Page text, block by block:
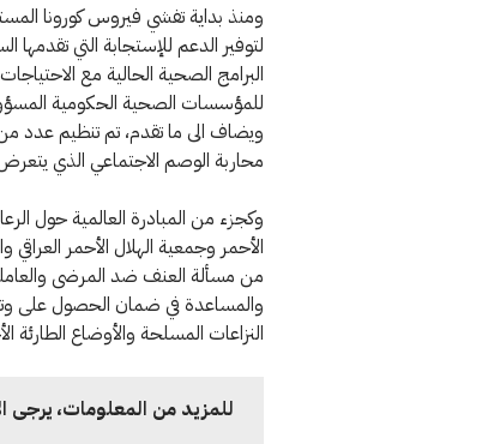
ومنذ بداية تفشي فيروس كورونا
لتوفير الدعم للإستجابة التي
البرامج الصحية الحالية مع
للمؤسسات الصحية الحكومية
ويضاف الى ما تقدم، تم تنظيم عدد من
محاربة الوصم الاجتماعي الذي
وكجزء من المبادرة العالمية حول
الأحمر وجمعية الهلال الأحمر
من مسألة العنف ضد المرضى
والمساعدة في ضمان الحصول على
النزاعات المسلحة والأوضاع الطارئة
للمزيد من المعلومات، يرجى